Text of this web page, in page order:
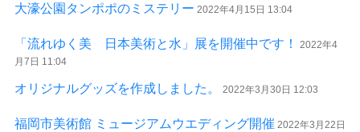
大濠公園タンポポのミステリー 2022年4月15日 13:04
「流れゆく美 日本美術と水」展を開催中です！
2022年4
月7日 11:04
オリジナルグッズを作成しました。 2022年3月30日 12:03
福岡市美術館 ミュージアムウエディング開催 2022年3月22日